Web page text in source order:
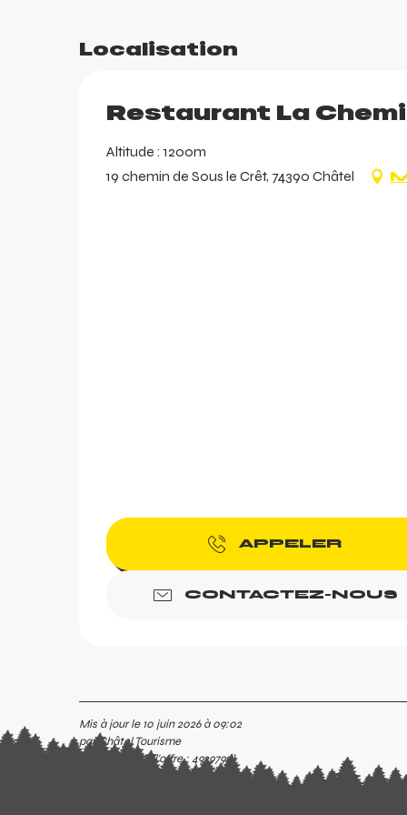
Localisation
Restaurant La
Altitude : 1200m
19 chemin de Sous le Crêt, 74390 Châtel
APPELER
CONTACTEZ-NOUS
Mis à jour le 10 juin 2026 à 09:02
par Châtel Tourisme
(Identifiant de l'offre :4929795)